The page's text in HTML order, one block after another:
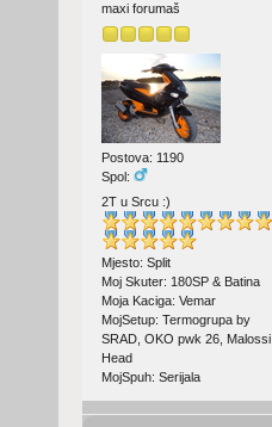
maxi forumaš
Postova: 1190
Spol:
2T u Srcu :)
Mjesto: Split
Moj Skuter: 180SP & Batina
Moja Kaciga: Vemar
MojSetup: Termogrupa by
SRAD, OKO pwk 26, Malossi
Head
MojSpuh: Serijala